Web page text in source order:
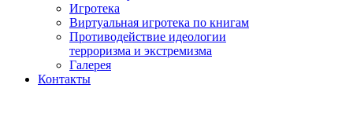
Игротека
Виртуальная игротека по книгам
Противодействие идеологии
терроризма и экстремизма
Галерея
Контакты